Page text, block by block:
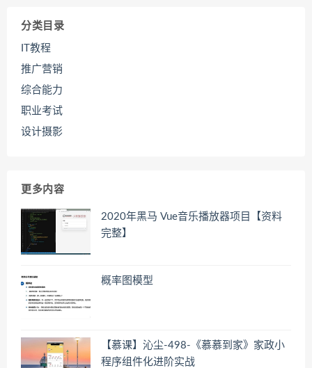
分类目录
IT教程
推广营销
综合能力
职业考试
设计摄影
更多内容
2020年黑马 Vue音乐播放器项目【资料
完整】
概率图模型
【慕课】沁尘-498-《慕慕到家》家政小
程序组件化进阶实战